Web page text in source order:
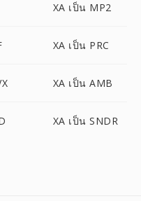
XA เป็น MP2
XA เป็น PRC
XA เป็น AMB
XA เป็น SNDR